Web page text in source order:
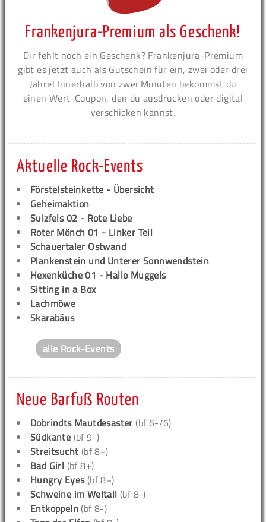
Frankenjura-Premium als Geschenk!
Dir fehlt noch ein Geschenk? Frankenjura-Premium
gibt es jetzt auch als Gutschein für ein, zwei oder drei
Jahre! Innerhalb von zwei Minuten bekommst du
einen Wert-Coupon, den du ausdrucken oder digital
verschicken kannst.
Aktuelle Rock-Events
Förstelsteinkette - Übersicht
Geheimaktion
Sulzfels 02 - Rote Liebe
Roter Mönch 01 - Linker Teil
Schauertaler Ostwand
Plankenstein und Unterer Sonnwendstein
Hexenküche 01 - Hallo Muggels
Sitting in a Box
Lachmöwe
Skarabäus
alle Rock-Events
Neue Barfuß Routen
Dobrindts Mautdesaster (bf 6-/6)
Südkante (bf 9-)
Streitsucht (bf 8+)
Bad Girl (bf 8+)
Hungry Eyes(bf 8+)
Schweine im Weltall (bf 8-)
Entkoppeln (bf 8-)